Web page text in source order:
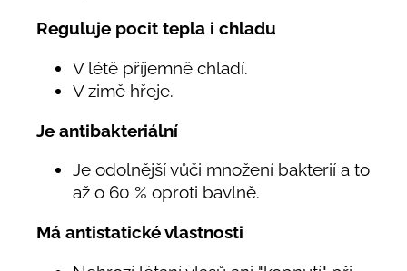
Reguluje pocit tepla i chladu
V létě příjemně chladí.
V zimě hřeje.
Je antibakteriální
Je odolnější vůči množení bakterií a to
až o 60 % oproti bavlně.
Má antistatické vlastnosti